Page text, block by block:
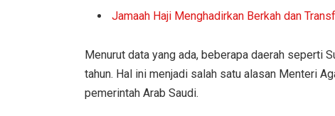
Jamaah Haji Menghadirkan Berkah dan
Menurut data yang ada, beberapa daerah seperti
tahun. Hal ini menjadi salah satu alasan Menteri
pemerintah Arab Saudi.